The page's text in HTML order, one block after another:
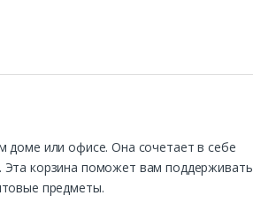
доме или офисе. Она сочетает в себе
Эта корзина поможет вам поддерживать
предметы.